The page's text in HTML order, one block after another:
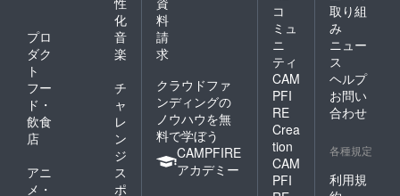
化
プロ
ダク
ト
音
楽
フー
ド・
飲食
店
チ
ャ
レ
ン
ジ
アニ
メ・
ス
ポ
料
請
求
クラウドファ
ンディングの
ノウハウを無
料で学ぼう
CAMPFIRE
アカデミー
コ
ミュ
ニ
ティ
CAM
PFI
RE
Crea
tion
CAM
PFI
取り組
み
ニュー
ス
ヘルプ
お問い
合わせ
各種規定
利用規